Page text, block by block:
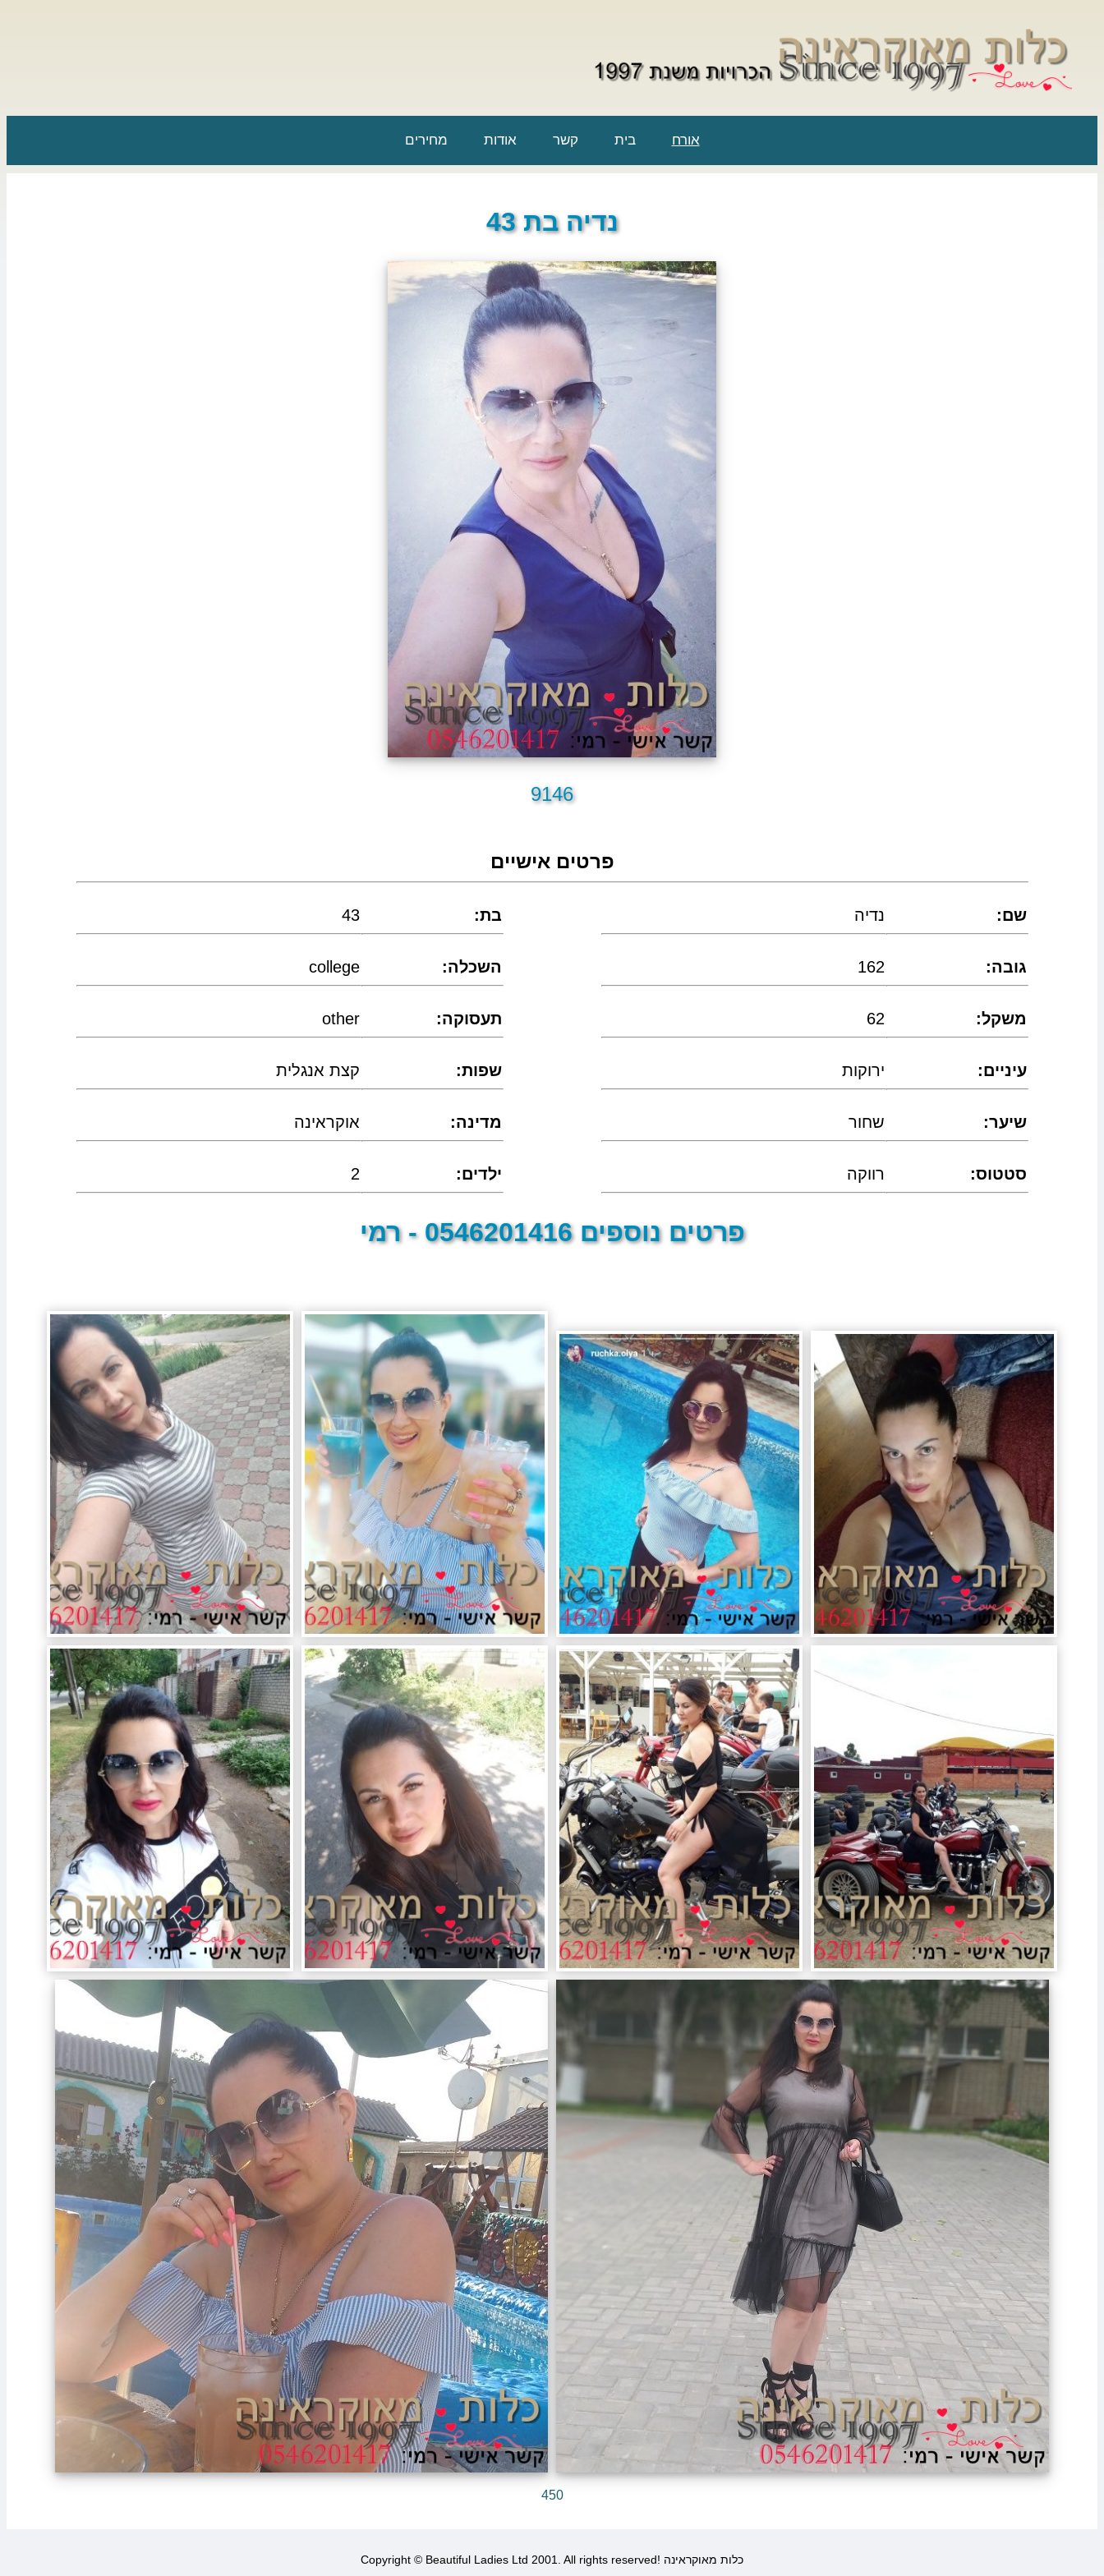
אורח בית קשר אודות מחירים
נדיה בת 43
9146
פרטים אישיים
43 :בת נדיה :שם
college :השכלה 162 :גובה
other :תעסוקה 62 :משקל
קצת אנגלית :שפות ירוקות :עיניים
אוקראינה :מדינה שחור :שיער
2 :ילדים רווקה :סטטוס
פרטים נוספים 0546201416 - רמי
450
Copyright © Beautiful Ladies Ltd 2001. All rights reserved! כלות מאוקראינה